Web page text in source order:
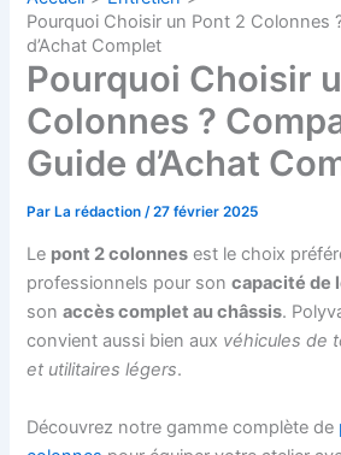
Pourquoi Choisir un Pont 2 Colonnes
d’Achat Complet
Pourquoi Choisir
Colonnes ?
Guide d’Achat
ParLa rédaction /27 février 2025
Le pont 2 colonnes est le choix
professionnels pour soncapacité de
sonaccès complet au châssis.
convient aussi bien aux véhicules de
et utilitaires légers.
Découvrez notre gamme complète de